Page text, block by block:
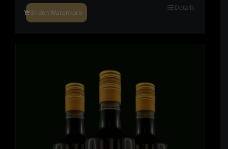
In den Warenkorb
Details